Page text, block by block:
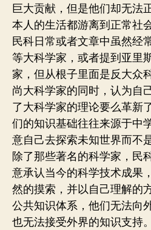
巨大贡献，但是他们却无法
本人的生活都游离到正常社
民科日常或者文章中虽然经
等大科学家，或者提到亚里
家，但从根子里面是反大众
尚大科学家的同时，认为自
了大科学家的理论要么革新
们的知识基础往往来源于中
意自己去探索未知世界而不
除了那些著名的科学家，民
意承认当今的科学技术成果
然的摸索，并以自己理解的
公共知识体系，他们无法向
也无法接受外界的知识支持。